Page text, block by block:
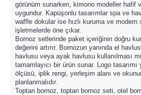
görünüm sunarken, kimono modeller hafif
uygundur. Kapüşonlu tasarımlar spa ve
waffle dokular ise hızlı kuruma ve modern
işletmelerde öne çıkar.
Bornoz setlerinde paket içeriğinin doğru
değerini artırır. Bornozun yanında el
havlusu veya ayak havlusu kullanılması
tamamlayıcı bir ürün sunar. Logo
ölçüsü, iplik rengi, yerleşim alanı ve
planlanmalıdır.
Toptan bornoz, toptan bornoz seti, otel